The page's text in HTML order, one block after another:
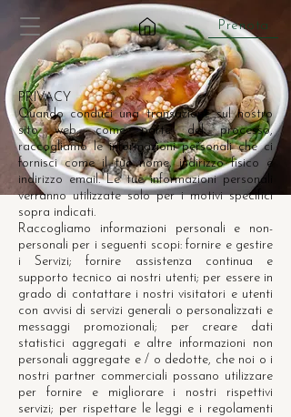
Prenota
PRIVACY
Quando conduci una transazione sul nostro
sito web, come parte del processo,
raccogliamo le informazioni personali che ci
fornisci come il tuo nome, indirizzo fisico e
indirizzo email. Le tue informazioni personali
verranno utilizzate solo per i motivi specifici
sopra indicati.
Raccogliamo informazioni personali e non-
personali per i seguenti scopi: fornire e gestire
i Servizi; fornire assistenza continua e
supporto tecnico ai nostri utenti; per essere in
grado di contattare i nostri visitatori e utenti
con avvisi di servizi generali o personalizzati e
messaggi promozionali; per creare dati
statistici aggregati e altre informazioni non
personali aggregate e / o dedotte, che noi o i
nostri partner commerciali possano utilizzare
per fornire e migliorare i nostri rispettivi
servizi; per rispettare le leggi e i regolamenti